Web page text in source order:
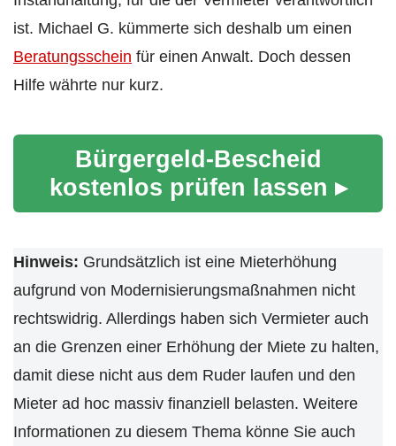
ist. Michael G. kümmerte sich deshalb um einen
Beratungsschein für einen Anwalt. Doch dessen
Hilfe währte nur kurz.
Bürgergeld-Bescheid
kostenlos prüfen lassen ▸
Hinweis: Grundsätzlich ist eine Mieterhöhung
aufgrund von Modernisierungsmaßnahmen nicht
rechtswidrig. Allerdings haben sich Vermieter auch
an die Grenzen einer Erhöhung der Miete zu halten,
damit diese nicht aus dem Ruder laufen und den
Mieter ad hoc massiv finanziell belasten. Weitere
Informationen zu diesem Thema könne Sie auch